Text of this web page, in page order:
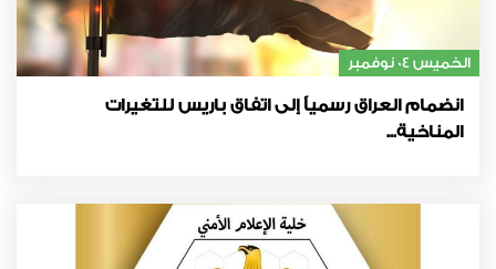
الخميس 04 نوفمبر
انضمام العراق رسمياً إلى اتفاق باريس للتغيرات
المناخية...